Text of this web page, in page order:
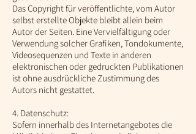
Das Copyright für veröffentlichte, vom Autor
selbst erstellte Objekte bleibt allein beim
Autor der Seiten. Eine Vervielfältigung oder
Verwendung solcher Grafiken, Tondokumente,
Videosequenzen und Texte in anderen
elektronischen oder gedruckten Publikationen
ist ohne ausdrückliche Zustimmung des
Autors nicht gestattet.
4. Datenschutz:
Sofern innerhalb des Internetangebotes die